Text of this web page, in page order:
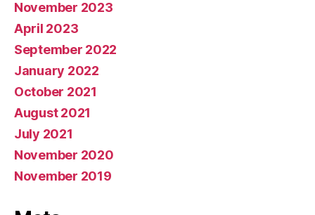
November 2023
April 2023
September 2022
January 2022
October 2021
August 2021
July 2021
November 2020
November 2019